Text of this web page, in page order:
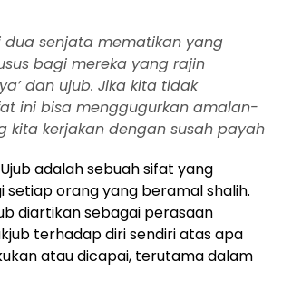
dua senjata mematikan yang
bagi mereka yang rajin
dan ujub. Jika kita tidak
ini bisa menggugurkan amalan-
kita kerjakan dengan susah payah
adalah sebuah sifat yang
setiap orang yang beramal shalih.
diartikan sebagai perasaan
terhadap diri sendiri atas apa
atau dicapai, terutama dalam